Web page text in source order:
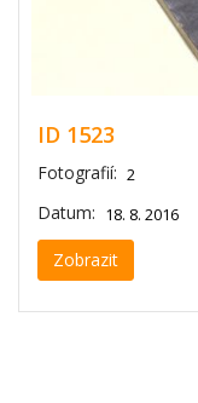
ID 1523
Fotografií: 2
Datum: 18. 8. 2016
Zobrazit